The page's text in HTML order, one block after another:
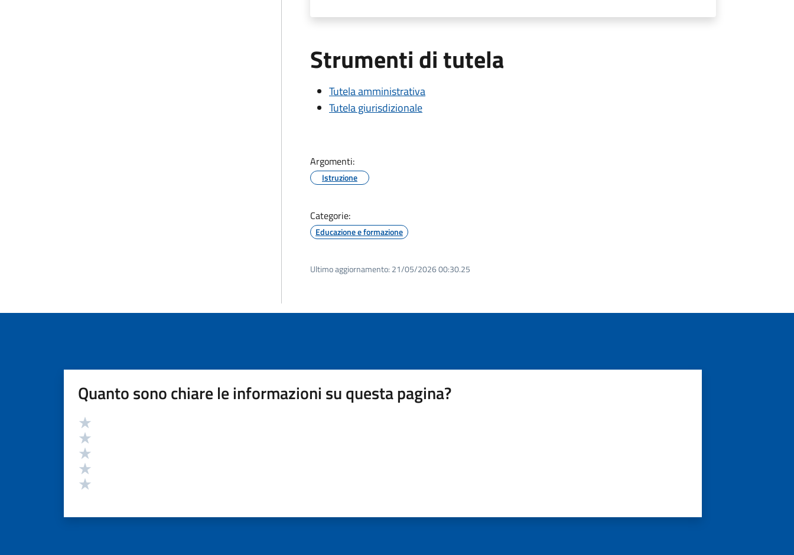
Strumenti di tutela
Tutela amministrativa
Tutela giurisdizionale
Argomenti:
Istruzione
Categorie:
Educazione e formazione
Ultimo aggiornamento: 21/05/2026 00:30.25
Quanto sono chiare le informazioni su questa pagina?
Valutazione